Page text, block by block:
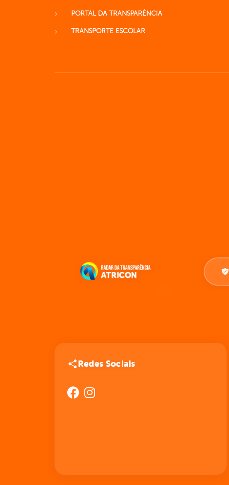
PORTAL DA TRANSPARÊNCIA
TRANSPORTE ESCOLAR
Redes Sociais